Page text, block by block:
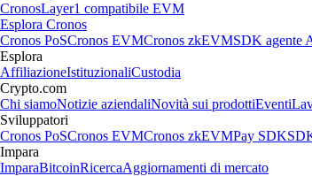
CronosLayer1 compatibile EVM
Esplora Cronos
Cronos PoSCronos EVMCronos zkEVMSDK agente
Esplora
AffiliazioneIstituzionaliCustodia
Crypto.com
Chi siamoNotizie aziendaliNovità sui prodottiEventi
Sviluppatori
Cronos PoSCronos EVMCronos zkEVMPay SDK
Impara
ImparaBitcoinRicercaAggiornamenti di mercato